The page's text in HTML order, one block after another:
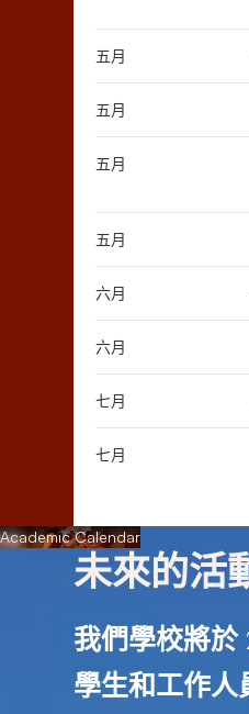
五月
五月
五月
五月
六月
六月
七月
七月
Academic Calendar
未來的活
我們學校將
學生和工作人